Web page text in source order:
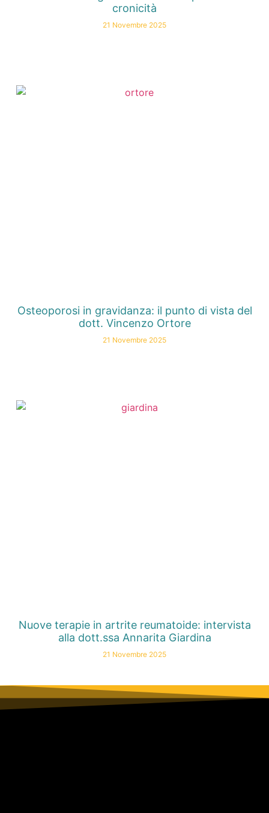
cronicità
21 Novembre 2025
Osteoporosi in gravidanza: il punto di vista del
dott. Vincenzo Ortore
21 Novembre 2025
Nuove terapie in artrite reumatoide: intervista
alla dott.ssa Annarita Giardina
21 Novembre 2025